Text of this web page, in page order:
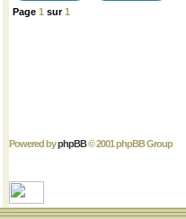
Page 1 sur1
Powered byphpBB© 2001 phpBB Group